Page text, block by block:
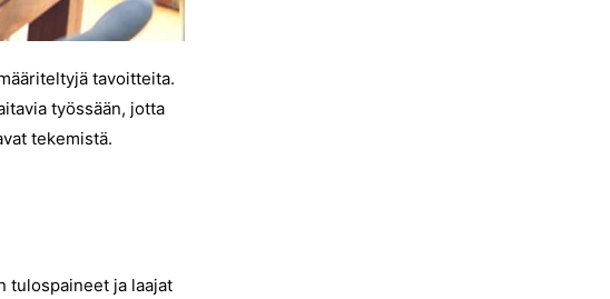
tavoitteita.
työssään, jotta
tekemistä.
tulospaineet ja laajat